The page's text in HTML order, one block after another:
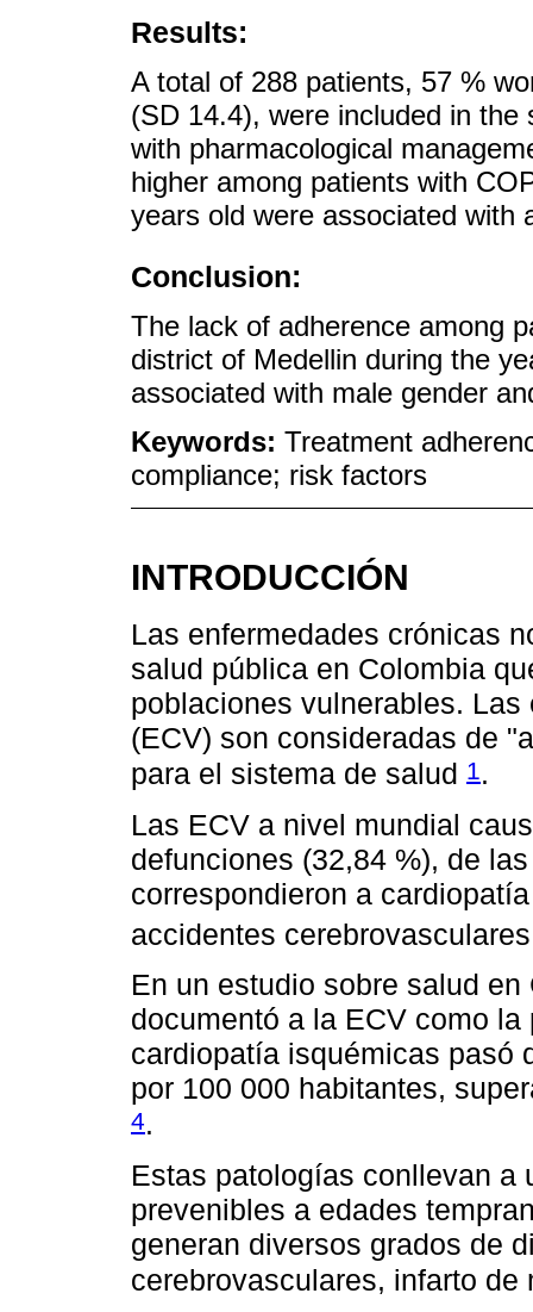
Results:
A total of 288 patients, 57 %
(SD 14.4), were included in
with pharmacological
higher among patients with
years old were associated with
Conclusion:
The lack of adherence among
district of Medellin during the
associated with male gender
Keywords: Treatment
compliance; risk factors
INTRODUCCIÓN
Las enfermedades crónicas
salud pública en Colombia
poblaciones vulnerables.
(ECV) son consideradas de
para el sistema de salud 1 .
Las ECV a nivel mundial
defunciones (32,84 %), de
correspondieron a
accidentes
En un estudio sobre salud
documentó a la ECV como
cardiopatía isquémicas pasó
por 100 000 habitantes,
4.
Estas patologías conllevan a
prevenibles a edades
generan diversos grados de
cerebrovasculares, infarto